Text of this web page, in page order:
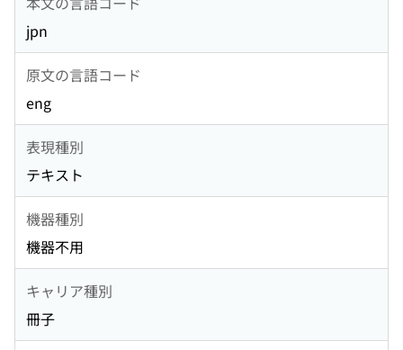
jpn
原文の言語コード
eng
表現種別
テキスト
機器種別
機器不用
キャリア種別
冊子